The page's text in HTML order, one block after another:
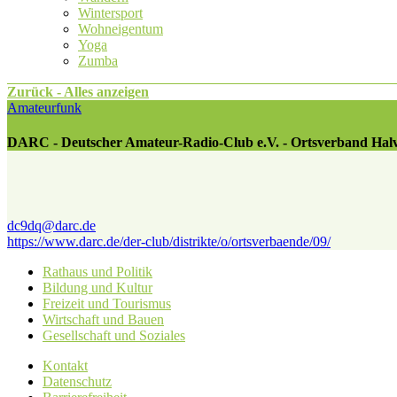
Wintersport
Wohneigentum
Yoga
Zumba
Zurück - Alles anzeigen
Amateurfunk
DARC - Deutscher Amateur-Radio-Club e.V. - Ortsverband
dc9dq@​darc.de
https://www.darc.de/der-club/distrikte/o/ortsverbaende/09/
Rathaus und Politik
Bildung und Kultur
Freizeit und Tourismus
Wirtschaft und Bauen
Gesellschaft und Soziales
Kontakt
Datenschutz